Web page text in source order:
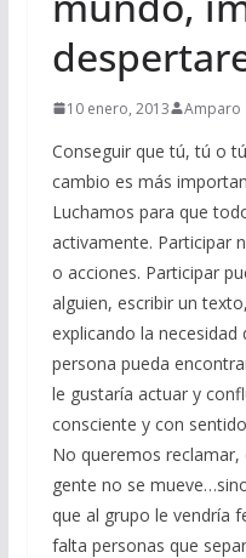
10 enero, 2013 Amparo
Conseguir que tú, tú o
cambio es más
Luchamos para que
activamente. Participar
o acciones. Participar
alguien, escribir un
explicando la
persona pueda
le gustaría actuar y
consciente y con
No queremos
gente no se
que al grupo le vendría
falta personas que